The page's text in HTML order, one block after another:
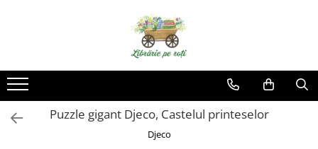
Puzzle gigant Djeco, Castelul printeselor
Djeco